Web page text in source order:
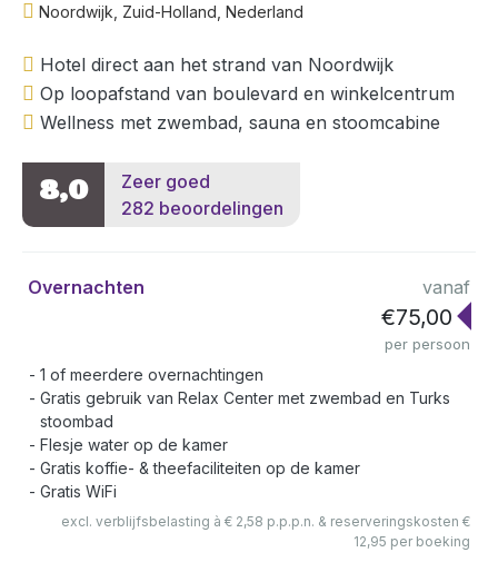
Noordwijk, Zuid-Holland, Nederland
Hotel direct aan het strand van Noordwijk
Op loopafstand van boulevard en winkelcentrum
Wellness met zwembad, sauna en stoomcabine
8,0
Zeer goed
282 beoordelingen
Overnachten vanaf
€75,00
per persoon
1 of meerdere overnachtingen
Gratis gebruik van Relax Center met zwembad en Turks
stoombad
Flesje water op de kamer
Gratis koffie- & theefaciliteiten op de kamer
Gratis WiFi
excl. verblijfsbelasting à € 2,58 p.p.p.n. & reserveringskosten €
12,95 per boeking